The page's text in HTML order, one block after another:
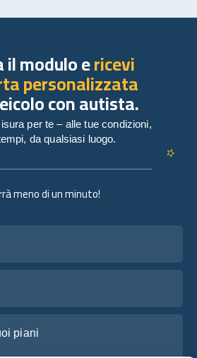
meno di un minuto!
il modulo ericevi
personalizzata
con autista.
per te – alle tue condizioni,
da qualsiasi luogo.